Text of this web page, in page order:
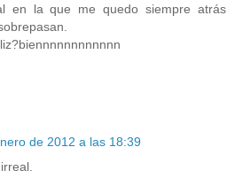
en la que me quedo siempre atrás
de 2012 a las 18:39